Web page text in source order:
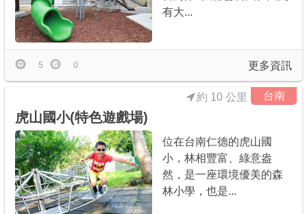
有大...
更多資訊
5 0
台南
虎山國小(特色遊戲場)
約 10 公里
位在台南仁德的虎山國
小，林相豐富、綠意盎
然，是一座環境優美的森
林小學，也是...